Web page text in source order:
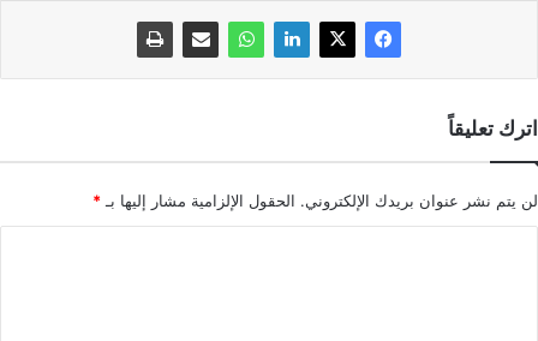
اترك تعليقاً
لن يتم نشر عنوان بريدك الإلكتروني. الحقول الإلزامية مشار إليها بـ *